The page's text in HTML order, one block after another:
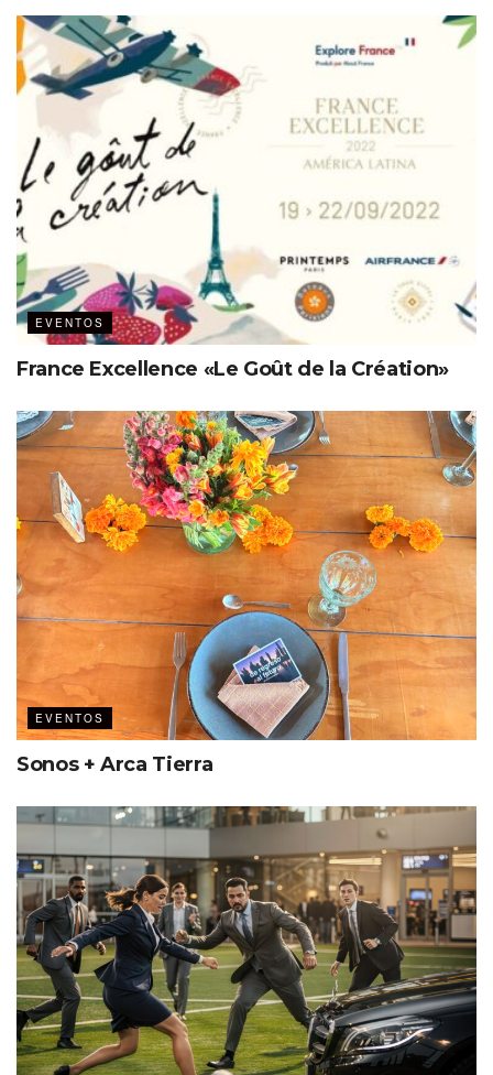
Etiquetas: COMIR
EVENTOS
France Excellence «Le Goût de la Création»
EVENTOS
Sonos + Arca Tierra